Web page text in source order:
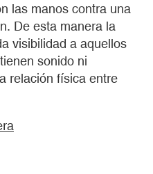
las manos contra una
De esta manera la
visibilidad a aquellos
sonido ni
relación física entre